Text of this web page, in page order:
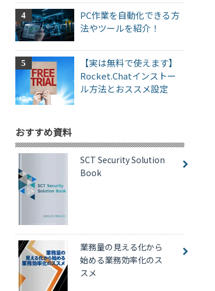
PC作業を自動化できる方
法やツールを紹介！
【実は無料で使えます】
Rocket.Chatインストー
ル方法とおススメ設定
おすすめ資料
SCT Security Solution
Book
業務量の見える化から
始める業務効率化のス
スメ